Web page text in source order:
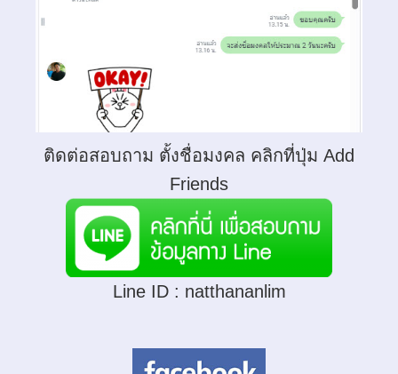
ติดต่อสอบถาม ตั้งชื่อมงคล คลิกที่ปุ่ม Add
Friends
Line ID : natthananlim